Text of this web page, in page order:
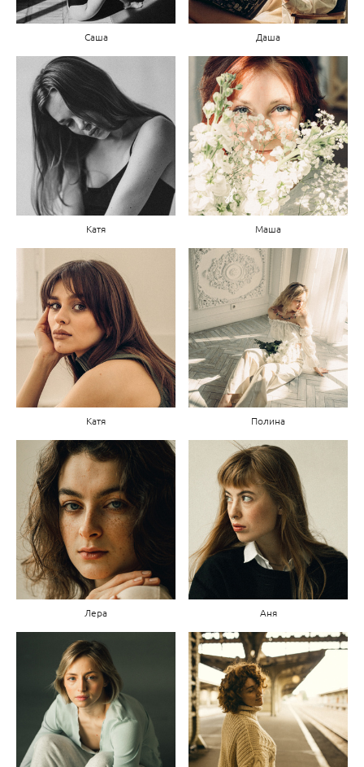
Саша Даша
Катя Маша
Катя Полина
Лера Аня